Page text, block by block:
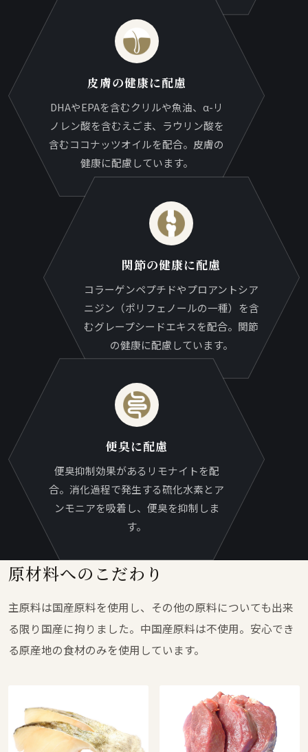
皮膚の健康に配慮
DHAやEPAを含むクリルや魚油、α-リ
ノレン酸を含むえごま、ラウリン酸を
含むココナッツオイルを配合。皮膚の
健康に配慮しています。
関節の健康に配慮
コラーゲンペプチドやプロアントシア
ニジン（ポリフェノールの一種）を含
むグレープシードエキスを配合。関節
の健康に配慮しています。
便臭に配慮
便臭抑制効果があるリモナイトを配
合。消化過程で発生する硫化水素とア
ンモニアを吸着し、便臭を抑制しま
す。
原材料へのこだわり
主原料は国産原料を使用し、その他の原料についても出来
る限り国産に拘りました。中国産原料は不使用。安心でき
る原産地の食材のみを使用しています。